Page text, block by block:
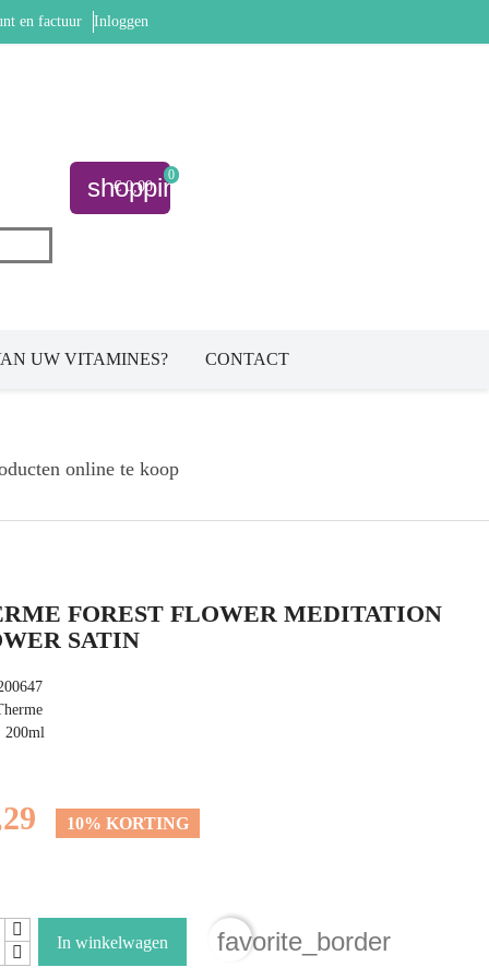
en factuur Inloggen
shopping_cart
€ 0,00
0
UW VITAMINES? CONTACT
online te koop
FOREST FLOWER MEDITATION
SATIN
200ml
10% KORTING
In winkelwagen favorite_border